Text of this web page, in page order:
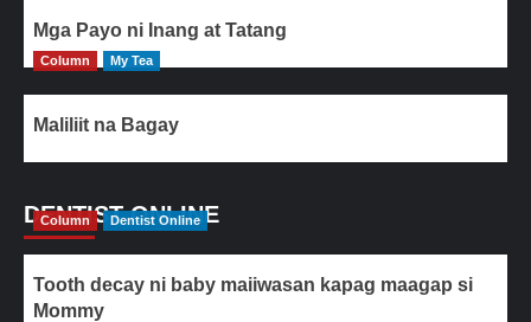
Mga Payo ni Inang at Tatang
Column My Tea
Maliliit na Bagay
DENTIST ONLINE
Column Dentist Online
Tooth decay ni baby maiiwasan kapag maagap si
Mommy